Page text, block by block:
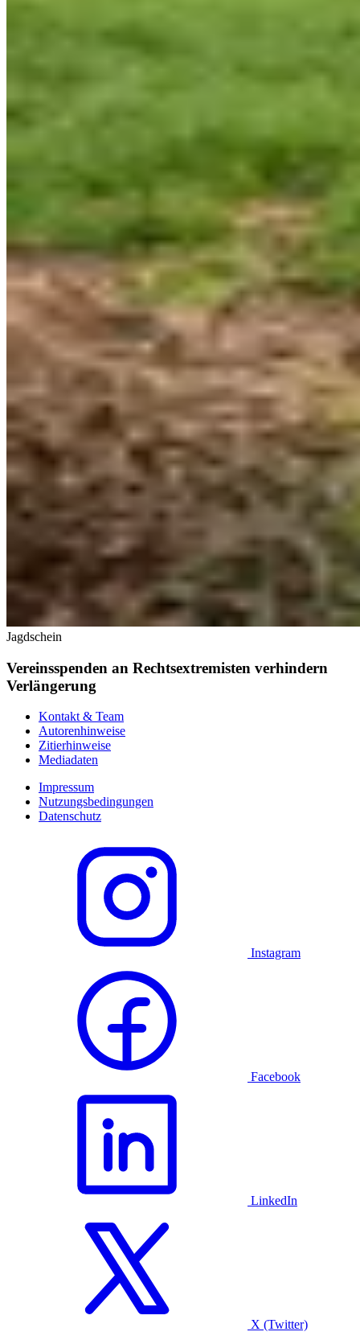
Jagdschein
Vereinsspenden an Rechtsextremisten verhindern
Verlängerung
Kontakt & Team
Autorenhinweise
Zitierhinweise
Mediadaten
Impressum
Nutzungsbedingungen
Datenschutz
Instagram
Facebook
LinkedIn
X (Twitter)